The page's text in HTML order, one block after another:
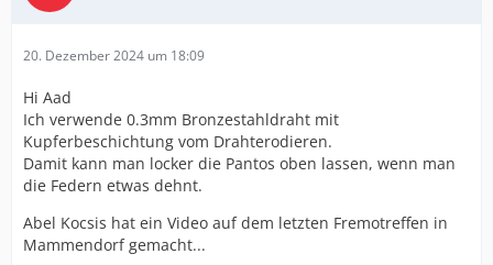
20. Dezember 2024 um 18:09
Hi Aad
Ich verwende 0.3mm Bronzestahldraht mit
Kupferbeschichtung vom Drahterodieren.
Damit kann man locker die Pantos oben lassen, wenn man
die Federn etwas dehnt.
Abel Kocsis hat ein Video auf dem letzten Fremotreffen in
Mammendorf gemacht...